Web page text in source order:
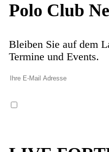
Polo Club
Bleiben Sie auf dem
Termine und Events.